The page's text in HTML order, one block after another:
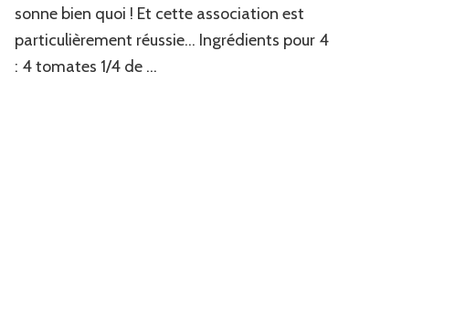
sonne bien quoi ! Et cette association est
particulièrement réussie… Ingrédients pour 4
: 4 tomates 1/4 de …